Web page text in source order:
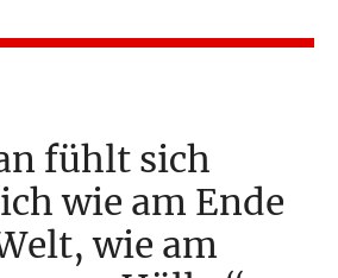
fühlt sich
wie am Ende
wie am